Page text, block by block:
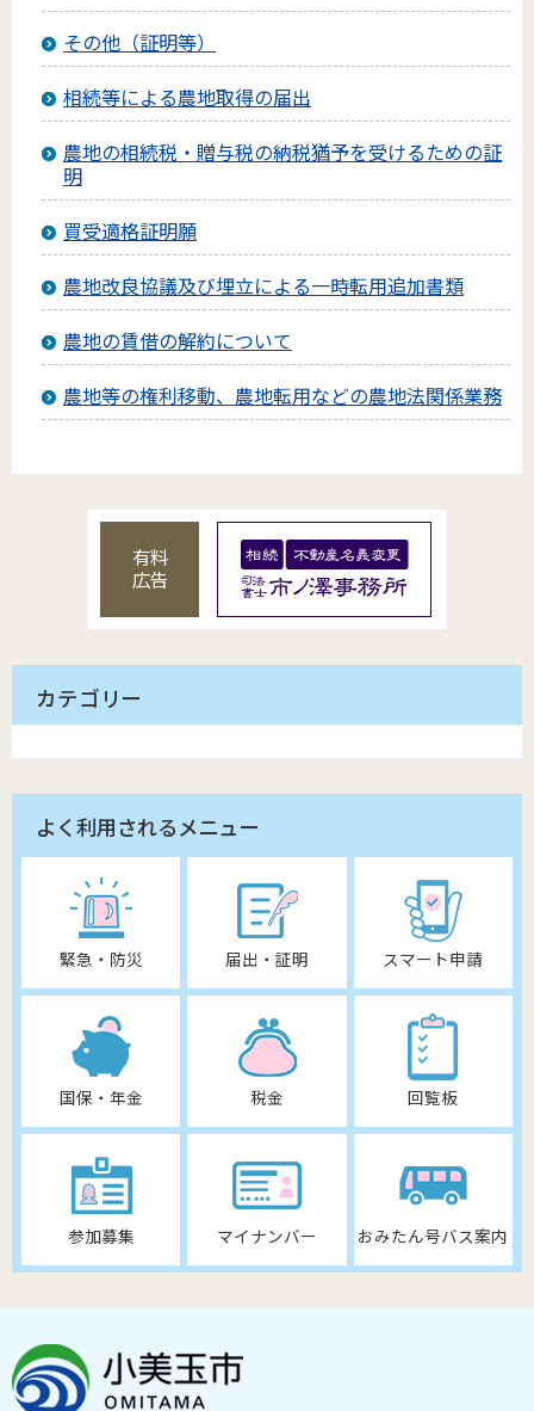
その他（証明等）
相続等による農地取得の届出
農地の相続税・贈与税の納税猶予を受けるための証
明
買受適格証明願
農地改良協議及び埋立による一時転用追加書類
農地の賃借の解約について
農地等の権利移動、農地転用などの農地法関係業務
有料
広告
カテゴリー
よく利用されるメニュー
緊急・防災 届出・証明 スマート申請
国保・年金 税金 回覧板
参加募集 マイナンバー おみたん号バス案内